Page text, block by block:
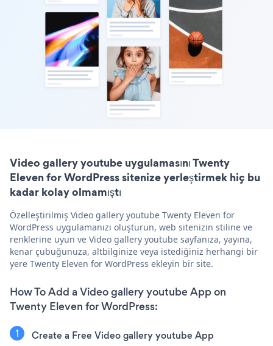
Video gallery youtube uygulamasını Twenty
Eleven for WordPress sitenize yerleştirmek hiç bu
kadar kolay olmamıştı
Özelleştirilmiş Video gallery youtube Twenty Eleven for
WordPress uygulamanızı oluşturun, web sitenizin stiline ve
renklerine uyun ve Video gallery youtube sayfanıza, yayına,
kenar çubuğunuza, altbilginize veya istediğiniz herhangi bir
yere Twenty Eleven for WordPress ekleyin bir site.
How To Add a Video gallery youtube App on
Twenty Eleven for WordPress:
Create a Free Video gallery youtube App